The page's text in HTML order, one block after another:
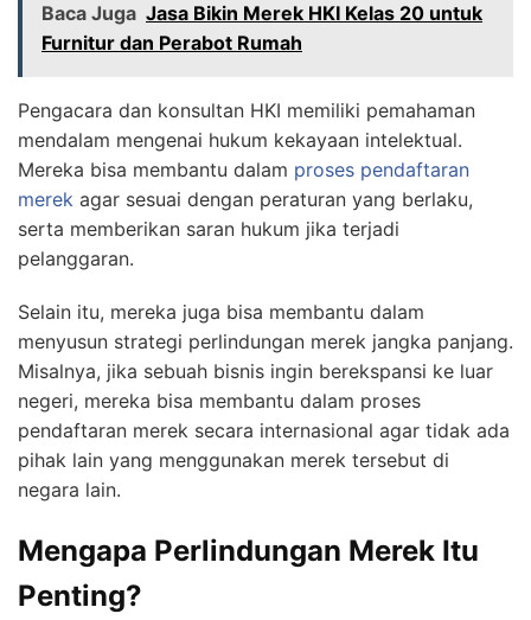
Baca Juga Jasa Bikin Merek HKI Kelas 20 untuk
Furnitur dan Perabot Rumah
Pengacara dan konsultan HKI memiliki pemahaman
mendalam mengenai hukum kekayaan intelektual.
Mereka bisa membantu dalam proses pendaftaran
merek agar sesuai dengan peraturan yang berlaku,
serta memberikan saran hukum jika terjadi
pelanggaran.
Selain itu, mereka juga bisa membantu dalam
menyusun strategi perlindungan merek jangka panjang.
Misalnya, jika sebuah bisnis ingin berekspansi ke luar
negeri, mereka bisa membantu dalam proses
pendaftaran merek secara internasional agar tidak ada
pihak lain yang menggunakan merek tersebut di
negara lain.
Mengapa Perlindungan Merek Itu
Penting?